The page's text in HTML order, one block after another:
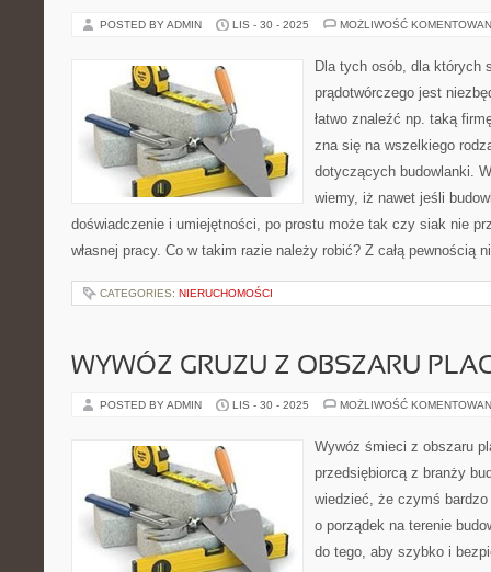
POSTED BY ADMIN LIS - 30 - 2025 MOŻLIWOŚĆ
Dla tych osób, dla których
prądotwórczego jest
łatwo znaleźć np. taką
zna się na wszelkiego
dotyczących budowlanki.
wiemy, iż nawet jeśli
doświadczenie i umiejętności, po prostu może tak czy siak nie
własnej pracy. Co w takim razie należy robić? Z całą pewnością
CATEGORIES: NIERUCHOMOŚCI
WYWÓZ GRUZU Z OBSZARU
POSTED BY ADMIN LIS - 30 - 2025 MOŻLIWOŚĆ
Wywóz śmieci z obszaru
przedsiębiorcą z branży
wiedzieć, że czymś
o porządek na terenie
do tego, aby szybko i